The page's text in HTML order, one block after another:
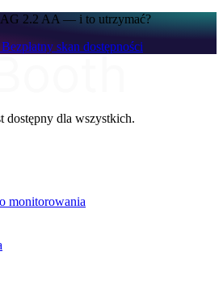
2.2 AA — i to utrzymać?
Bezpłatny skan dostępności
dostępny dla wszystkich.
monitorowania